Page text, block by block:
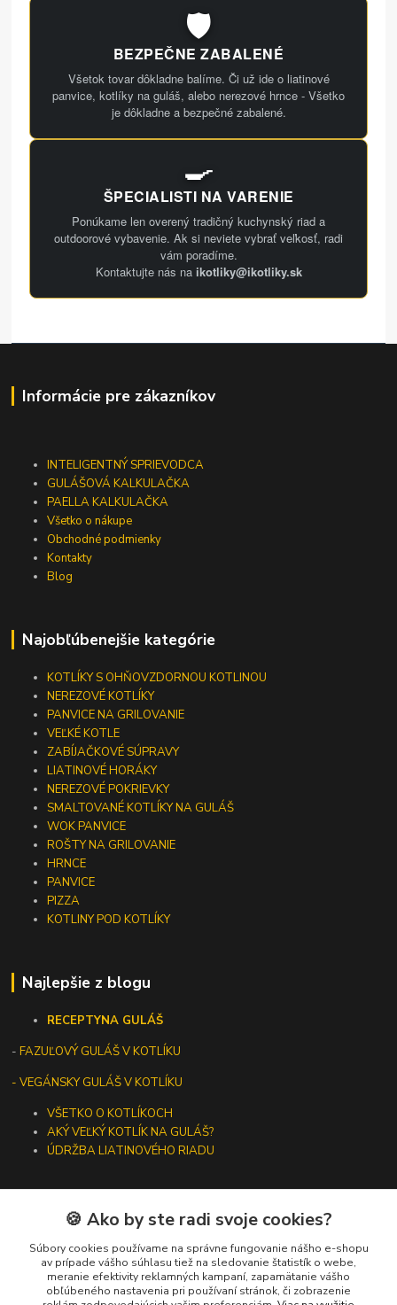
🛡️
BEZPEČNE ZABALENÉ
Všetok tovar dôkladne balíme. Či už ide o liatinové
panvice, kotlíky na guláš, alebo nerezové hrnce - Všetko
je dôkladne a bezpečné zabalené.
🍳
ŠPECIALISTI NA VARENIE
Ponúkame len overený tradičný kuchynský riad a
outdoorové vybavenie. Ak si neviete vybrať veľkosť, radi
vám poradíme.
Kontaktujte nás na ikotliky@ikotliky.sk
Informácie pre zákazníkov
INTELIGENTNÝ SPRIEVODCA
GULÁŠOVÁ KALKULAČKA
PAELLA KALKULAČKA
Všetko o nákupe
Obchodné podmienky
Kontakty
Blog
Najobľúbenejšie kategórie
KOTLÍKY S OHŇOVZDORNOU KOTLINOU
NEREZOVÉ KOTLÍKY
PANVICE NA GRILOVANIE
VEĽKÉ KOTLE
ZABÍJAČKOVÉ SÚPRAVY
LIATINOVÉ HORÁKY
NEREZOVÉ POKRIEVKY
SMALTOVANÉ KOTLÍKY NA GULÁŠ
WOK PANVICE
ROŠTY NA GRILOVANIE
HRNCE
PANVICE
PIZZA
KOTLINY POD KOTLÍKY
Najlepšie z blogu
RECEPTYNA GULÁŠ
-FAZUĽOVÝ GULÁŠ V KOTLÍKU
- VEGÁNSKY GULÁŠ V KOTLÍKU
VŠETKO O KOTLÍKOCH
AKÝ VEĽKÝ KOTLÍK NA GULÁŠ?
ÚDRŽBA LIATINOVÉHO RIADU
Kontakty
+421 919 275 553
🍪 Ako by ste radi svoje cookies?
Súbory cookies používame na správne fungovanie nášho e-shopu
av prípade vášho súhlasu tiež na sledovanie štatistík o webe,
meranie efektivity reklamných kampaní, zapamätanie vášho
obľúbeného nastavenia pri používaní stránok, či zobrazenie